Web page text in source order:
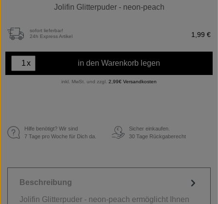
Jolifin Glitterpuder - neon-peach
sofort lieferbar!
24h Express Artikel
1,99 €
x in den Warenkorb legen
inkl. MwSt. und zzgl. 2,99€ Versandkosten
Hilfe benötigt? Wir sind
7 Tage pro Woche für Dich da.
€
Sicher einkaufen.
30 Tage Rückgaberecht
Beschreibung
Jolifin Glitterpuder - neon-peach ermöglicht Ihnen